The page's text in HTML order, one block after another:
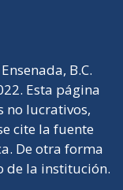
B.C.
Esta página
no lucrativos,
cite la fuente
De otra forma
de la institución.